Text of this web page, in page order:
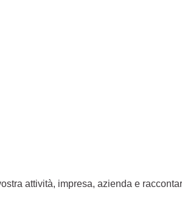
attività, impresa, azienda e